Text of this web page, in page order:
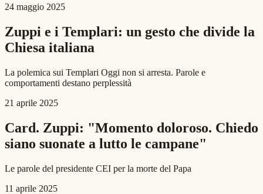
24 maggio 2025
Zuppi e i Templari: un gesto che divide la
Chiesa italiana
La polemica sui Templari Oggi non si arresta. Parole e
comportamenti destano perplessità
21 aprile 2025
Card. Zuppi: "Momento doloroso. Chiedo
siano suonate a lutto le campane"
Le parole del presidente CEI per la morte del Papa
11 aprile 2025